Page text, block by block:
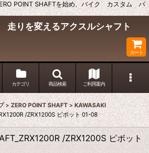
POINT SHAFTを始め、バイク カスタム パ
走りを変えるアクスルシャフト
カート
カテゴリ 商品検索 ご利用案内
> ZERO POINT SHAFT > KAWASAKI
/ZRX1200S ピボット 01-08
/ZRX1200S ピボット